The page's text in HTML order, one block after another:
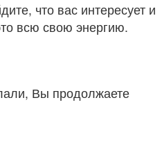
что вас интересует и
всю свою энергию.
Вы продолжаете